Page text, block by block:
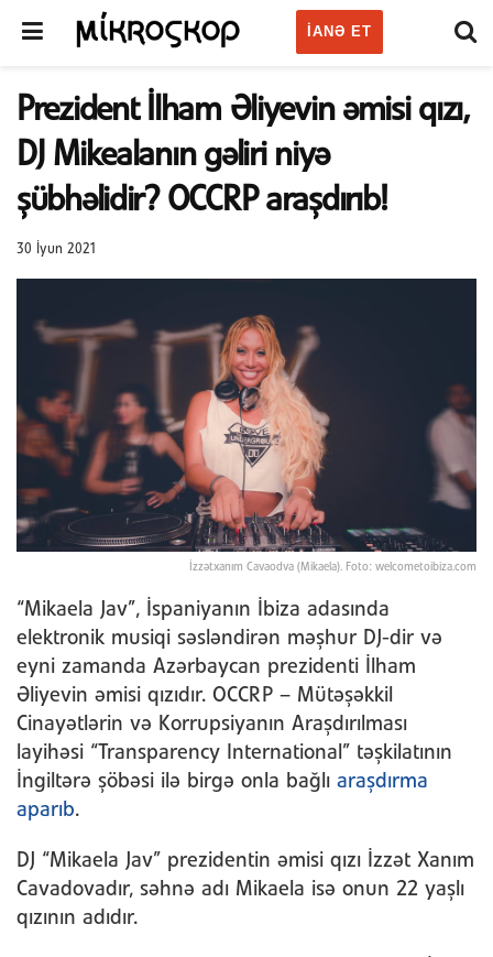
IANƏ ET
Prezident İlham Əliyevin əmisi qızı,
DJ Mikealanın gəliri niyə
şübhəlidir? OCCRP araşdırıb!
30 İyun 2021
İzzətxanım Cavaodva (Mikaela). Foto: welcometoibiza.com
“Mikaela Jav”, İspaniyanın İbiza adasında
elektronik musiqi səsləndirən məşhur DJ-dir və
eyni zamanda Azərbaycan prezidenti İlham
Əliyevin əmisi qızıdır. OCCRP – Mütəşəkkil
Cinayətlərin və Korrupsiyanın Araşdırılması
layihəsi “Transparency International” təşkilatının
İngiltərə şöbəsi ilə birgə onla bağlı araşdırma
aparıb.
DJ “Mikaela Jav” prezidentin əmisi qızı İzzət Xanım
Cavadovadır, səhnə adı Mikaela isə onun 22 yaşlı
qızının adıdır.